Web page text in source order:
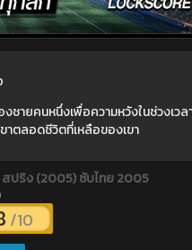
ายคนหนึ่งเพื่อความหวังในช่วงเว
าตลอดชีวิตที่เหลือของเขา
สปริง (2005) ซับไทย 2005
/10